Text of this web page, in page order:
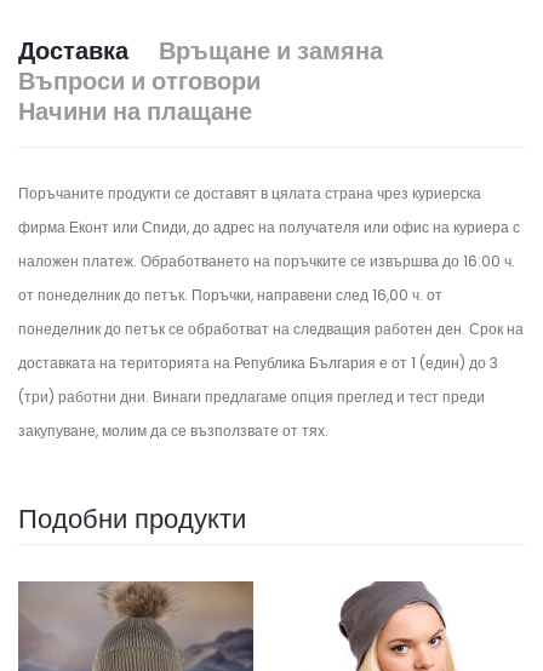
Доставка
Връщане и замяна
Въпроси и отговори
Начини на плащане
Поръчаните продукти се доставят в цялата страна чрез куриерска
фирма Еконт или Спиди, до адрес на получателя или офис на куриера с
наложен платеж. Обработването на поръчките се извършва до 16:00 ч.
от понеделник до петък. Поръчки, направени след 16,00 ч. от
понеделник до петък се обработват на следващия работен ден. Срок на
доставката на територията на Република България е от 1 (един) до 3
(три) работни дни. Винаги предлагаме опция преглед и тест преди
закупуване, молим да се възползвате от тях.
Подобни продукти